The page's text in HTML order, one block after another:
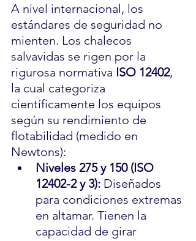
A nivel internacional, los
estándares de seguridad no
mienten. Los chalecos
salvavidas se rigen por la
rigurosa normativa ISO 12402,
la cual categoriza
científicamente los equipos
según su rendimiento de
flotabilidad (medido en
Newtons):
Niveles 275 y 150 (ISO
12402-2 y 3): Diseñados
para condiciones extremas
en altamar. Tienen la
capacidad de girar